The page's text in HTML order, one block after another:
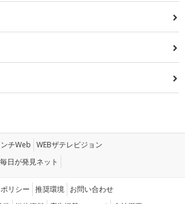
チWeb WEBザテレビジョン
毎日が発見ネット
リシー 推奨環境 お問い合わせ